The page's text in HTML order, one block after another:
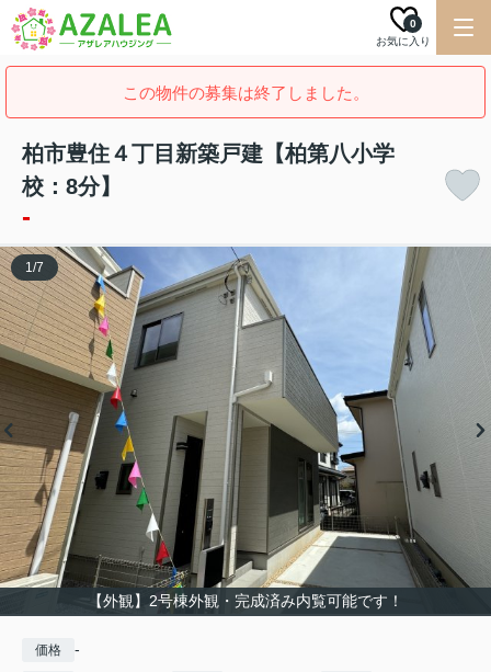
お気に入り
0
この物件の募集は終了しました。
柏市豊住４丁目新築戸建【柏第八小学
校：8分】
-
【外観】2号棟外観・完成済み内覧可能です！
1/7
価格 -